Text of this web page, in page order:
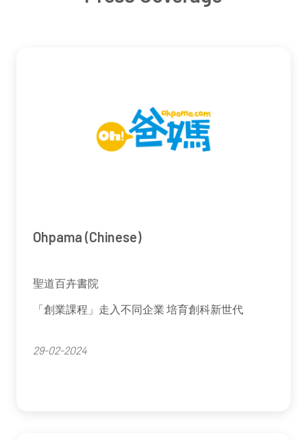
Ohpama (Chinese)
聖道百卉書院
「創業課程」走入不同企業 培育創科新世代
29-02-2024